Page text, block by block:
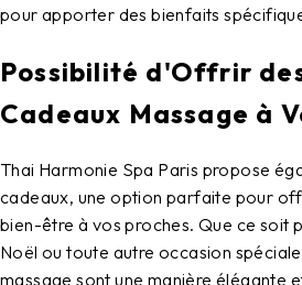
pour apporter des bienfaits
Possibilité d'Offrir
Cadeaux Massage à
Thai Harmonie Spa Paris propose
cadeaux, une option parfaite pour
bien-être à vos proches. Que ce soit
Noël ou toute autre occasion
massage sont une manière élégante